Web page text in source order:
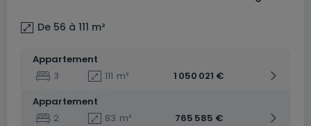
De 56 à 111 m²
Appartement
3
111 m²
1 050 021 €
Appartement
2
83 m²
765 585 €